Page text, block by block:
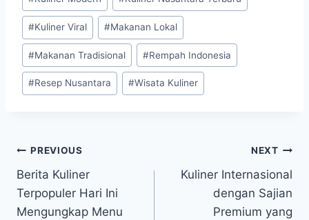
#Kuliner Viral #Makanan Lokal
#Makanan Tradisional #Rempah Indonesia
#Resep Nusantara #Wisata Kuliner
Post
navigation
PREVIOUS
Berita Kuliner
Terpopuler Hari Ini
Mengungkap Menu
NEXT
Kuliner Internasional
dengan Sajian
Premium yang